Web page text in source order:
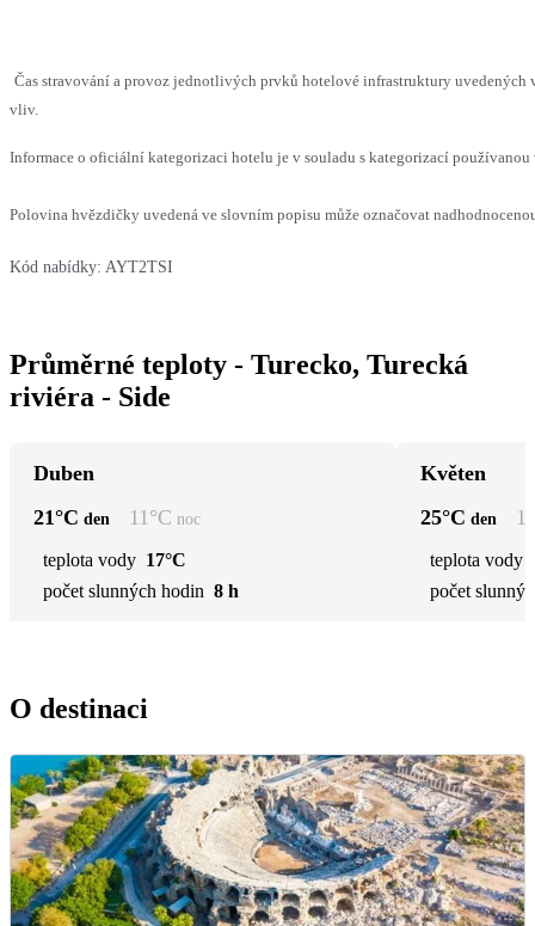
Čas stravování a provoz jednotlivých prvků hotelové infrastruktury uvedených
vliv.
Informace o oficiální kategorizaci hotelu je v souladu s kategorizací
Polovina hvězdičky uvedená ve slovním popisu může označovat
Kód nabídky: AYT2TSI
Průměrné teploty - Turecko, Turecká
riviéra - Side
Duben
21°C den 11°C noc
teplota vody 17°C
počet slunných hodin 8 h
Květen
25°C den
teplota vody
počet
O destinaci